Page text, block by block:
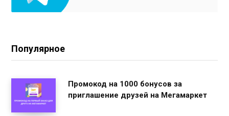
Популярное
Промокод на 1000 бонусов за
приглашение друзей на Мегамаркет